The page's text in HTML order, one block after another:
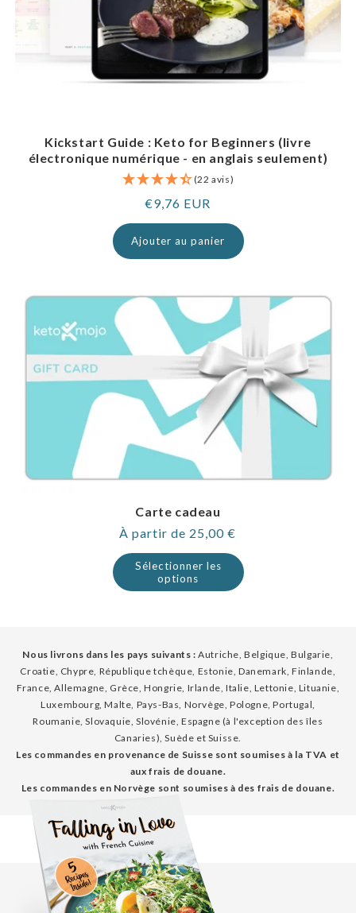
Kickstart Guide : Keto for Beginners (livre
électronique numérique - en anglais seulement)
(22 avis)
Prix
normal
€9,76 EUR
Ajouter au panier
Carte cadeau
Prix
normal
À partir de 25,00 €
Sélectionner les
options
Nous livrons dans les pays suivants : Autriche, Belgique, Bulgarie,
Croatie, Chypre, République tchèque, Estonie, Danemark, Finlande,
France, Allemagne, Grèce, Hongrie, Irlande, Italie, Lettonie, Lituanie,
Luxembourg, Malte, Pays-Bas, Norvège, Pologne, Portugal,
Roumanie, Slovaquie, Slovénie, Espagne (à l'exception des îles
Canaries), Suède et Suisse.
Les commandes en provenance de Suisse sont soumises à la TVA et
aux frais de douane.
Les commandes en Norvège sont soumises à des frais de douane.